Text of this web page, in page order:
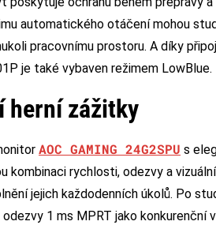
automatického otáčení mohou
pracovnímu prostoru. A díky
je také vybaven režimem LowBlue.
herní zážitky
AOC GAMING 24G2SPU s
kombinaci rychlosti, odezvy a
jejich každodenních úkolů. Po
1 ms MPRT jako konkurenční